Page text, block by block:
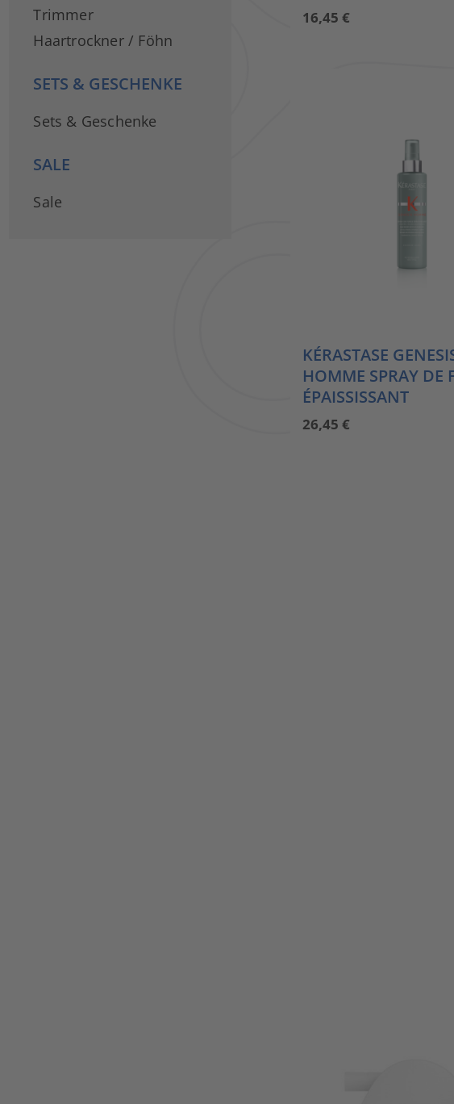
Trimmer
Haartrockner / Föhn
SETS & GESCHENKE
Sets & Geschenke
SALE
Sale
16,45 €
KÉRASTASE
HOMME SPRAY DE
ÉPAISSISSANT
26,45 €